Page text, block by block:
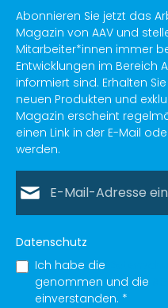
Abonnieren Sie jetzt das
Magazin von AAV und
Mitarbeiter*innen immer
Entwicklungen im Bereich
informiert sind. Erhalten
neuen Produkten und
Magazin erscheint
einen Link in der E-Mail
werden.
Datenschutz
Ich habe die
genommen und die
einverstanden. *